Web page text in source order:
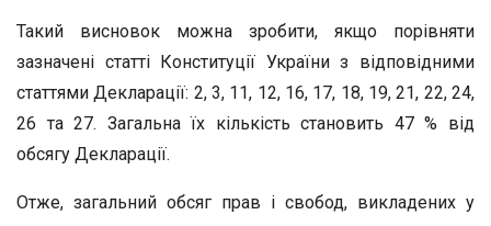
Такий висновок можна зробити, якщо порівняти
зазначені статті Конституції України з відповідними
статтями Декларації: 2, 3, 11, 12, 16, 17, 18, 19, 21, 22, 24,
26 та 27. Загальна їх кількість становить 47 % від
обсягу Декларації.
Отже, загальний обсяг прав і свобод, викладених у